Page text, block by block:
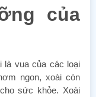
của
là vua của các loại
ngon, xoài còn
sức khỏe. Xoài